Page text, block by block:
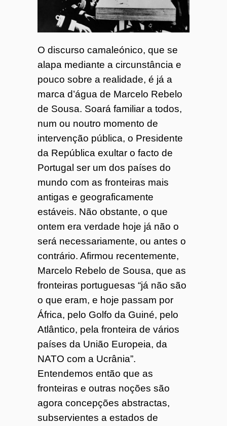
o
7
4
O discurso camaleónico, que se
alapa mediante a circunstância e
pouco sobre a realidade, é já a
marca d’água de Marcelo Rebelo
de Sousa. Soará familiar a todos,
num ou noutro momento de
intervenção pública, o Presidente
da República exultar o facto de
Portugal ser um dos países do
mundo com as fronteiras mais
antigas e geograficamente
estáveis. Não obstante, o que
ontem era verdade hoje já não o
será necessariamente, ou antes o
contrário. Afirmou recentemente,
Marcelo Rebelo de Sousa, que as
fronteiras portuguesas “já não são
o que eram, e hoje passam por
África, pelo Golfo da Guiné, pelo
Atlântico, pela fronteira de vários
países da União Europeia, da
NATO com a Ucrânia”.
Entendemos então que as
fronteiras e outras noções são
agora concepções abstractas,
subservientes a estados de